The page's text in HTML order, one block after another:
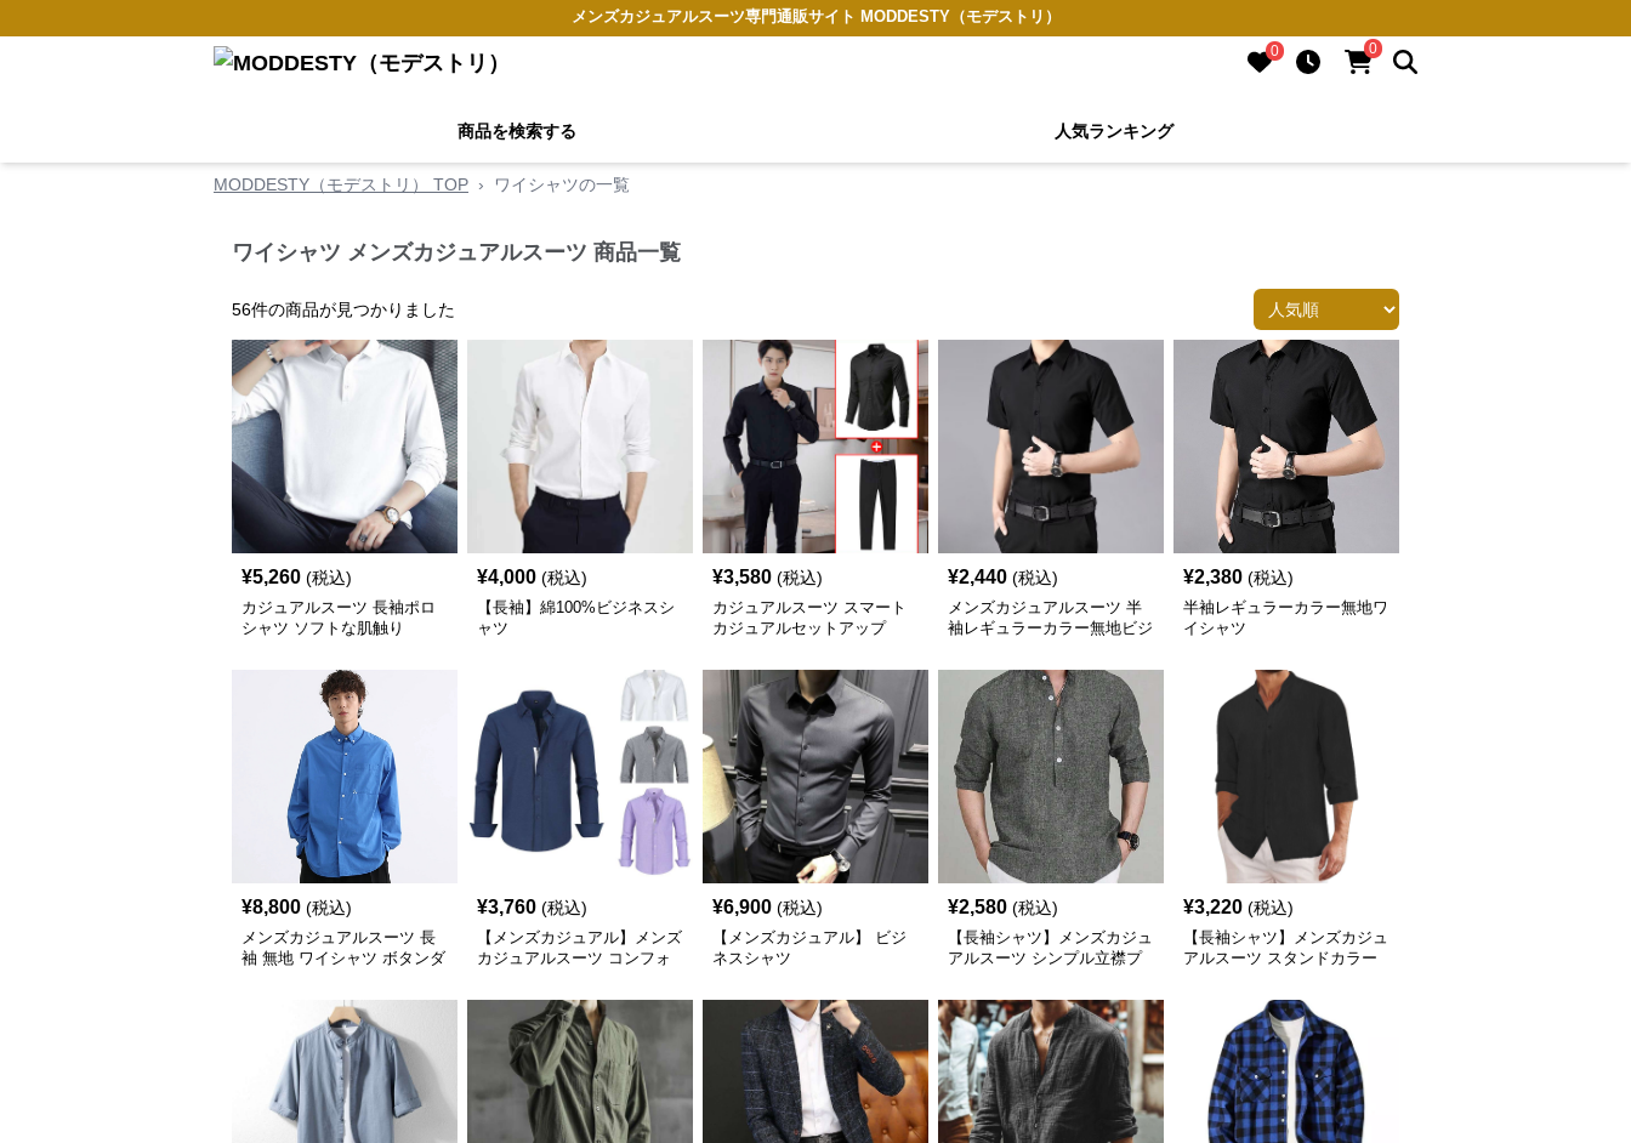
メンズカジュアルスーツ専門通販サイト MODDESTY（モデストリ）
0 0
商品を検索する 人気ランキング
MODDESTY（モデストリ） TOP › ワイシャツの一覧
ワイシャツ メンズカジュアルスーツ 商品一覧
56件の商品が見つかりました
¥5,260 (税込)
カジュアルスーツ 長袖ポロ
シャツ ソフトな肌触り
¥4,000 (税込)
【長袖】綿100%ビジネスシ
ャツ
¥3,580 (税込)
カジュアルスーツ スマート
カジュアルセットアップ
¥2,440 (税込)
メンズカジュアルスーツ 半
袖レギュラーカラー無地ビジ
¥2,380 (税込)
半袖レギュラーカラー無地ワ
イシャツ
¥8,800 (税込)
メンズカジュアルスーツ 長
袖 無地 ワイシャツ ボタンダ
¥3,760 (税込)
【メンズカジュアル】メンズ
カジュアルスーツ コンフォ
¥6,900 (税込)
【メンズカジュアル】 ビジ
ネスシャツ
¥2,580 (税込)
【長袖シャツ】メンズカジュ
アルスーツ シンプル立襟プ
¥3,220 (税込)
【長袖シャツ】メンズカジュ
アルスーツ スタンドカラー